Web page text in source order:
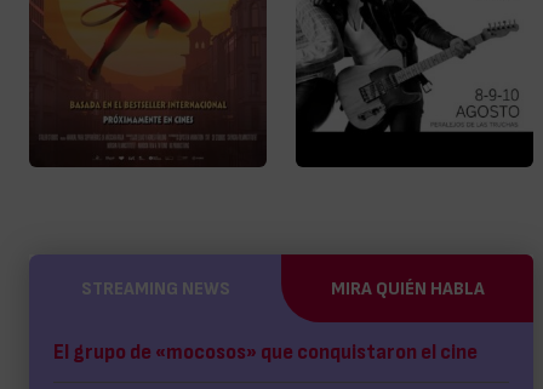
STREAMING NEWS MIRA QUIÉN HABLA
El grupo de «mocosos» que conquistaron el cine